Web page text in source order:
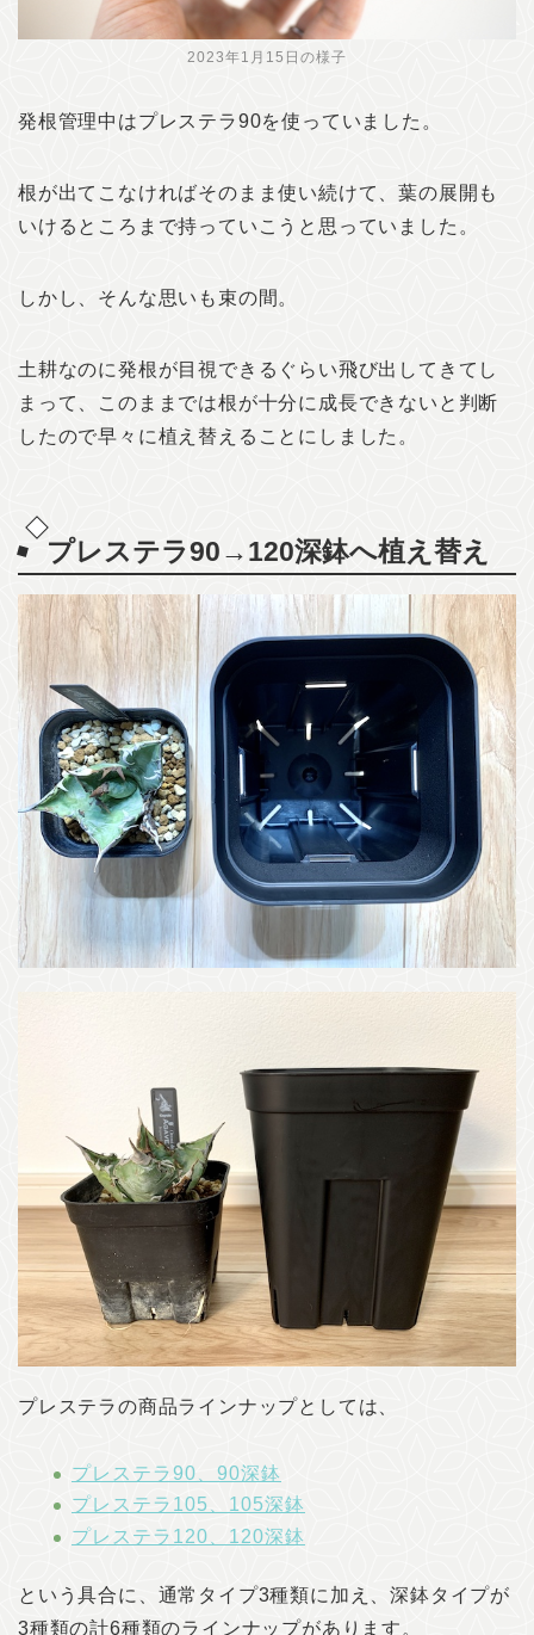
2023年1月15日の様子
発根管理中はプレステラ90を使っていました。
根が出てこなければそのまま使い続けて、葉の展開も
いけるところまで持っていこうと思っていました。
しかし、そんな思いも束の間。
土耕なのに発根が目視できるぐらい飛び出してきてし
まって、このままでは根が十分に成長できないと判断
したので早々に植え替えることにしました。
プレステラ90→120深鉢へ植え替え
プレステラの商品ラインナップとしては、
プレステラ90、90深鉢
プレステラ105、105深鉢
プレステラ120、120深鉢
という具合に、通常タイプ3種類に加え、深鉢タイプが
3種類の計6種類のラインナップがあります。